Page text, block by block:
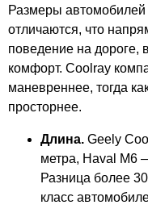
Размеры автомобилей
отличаются, что
поведение на дороге,
комфорт. Coolray
маневреннее, тогда
просторнее.
Длина. Geely
метра, Haval M6
Разница более
класс